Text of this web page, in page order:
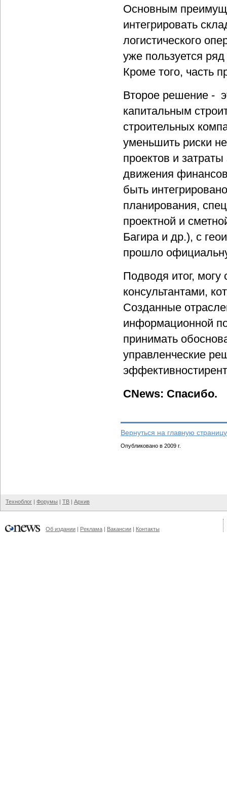
Основным
интегрировать
логистического
уже пользуется
Кроме того, часть
Второе решение -
капитальным
строительных
уменьшить риски
проектов и
движения
быть
планирования,
проектной и
Багира и др.), с
прошло
Подводя итог,
консультантами,
Созданные
информационной
принимать
управленческие
CNews: Спасибо.
Вернуться на главную
Опубликовано в 2009 г.
Техноблог | Форумы | ТВ | Архив
Об издании | Реклама | Вакансии | Контакты